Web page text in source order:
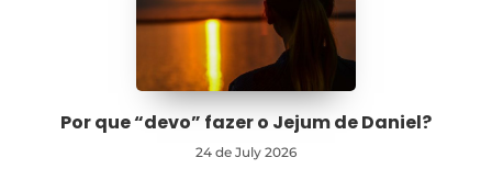
Por que “devo” fazer o Jejum de Daniel?
24 de July 2026